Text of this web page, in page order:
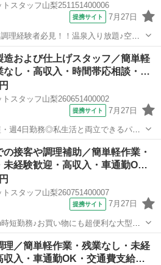
スタッフ山梨251151400006
提携サイト 7月27日
理経験者必見！！温泉入り放題♪空調
なし◎厨房での調理スタッフ募集！
ま
駅 飲食
造および仕上げスタッフ／簡単軽
なし・高収入・時間帯応相談・…
スタッフ山梨260651400002
提携サイト 7月27日
週4日勤務◎私生活と両立できるパテ
で安心 《 実務経験を活かす専門パ
飲食
の接客や調理補助／簡単軽作業・
未経験歓迎・高収入・車通勤O…
スタッフ山梨260751400007
提携サイト 7月27日
短勤務♪お買い物にも超便利な大型モ
フ 《 接客やかんたんな調理補助 》
円の好待
駅 飲食
理／簡単軽作業・残業なし・未経
収入・車通勤OK・交通費支給…